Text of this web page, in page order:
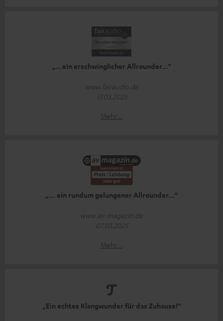
„…ein erschwinglicher Allrounder…“
www.fairaudio.de
17.03.2025
Mehr...
„… ein rundum gelungener Allrounder…“
www.av-magazin.de
07.03.2025
Mehr...
„Ein echtes Klangwunder für das Zuhause!“